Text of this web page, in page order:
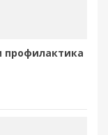
профилактика